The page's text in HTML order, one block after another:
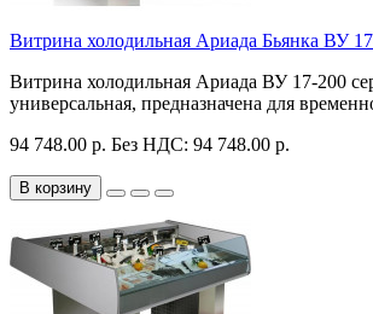
Витрина холодильная Ариада Бьянка ВУ
Витрина холодильная Ариада ВУ 17-200
универсальная, предназначена для
94 748.00 р. Без НДС: 94 748.00 р.
В корзину